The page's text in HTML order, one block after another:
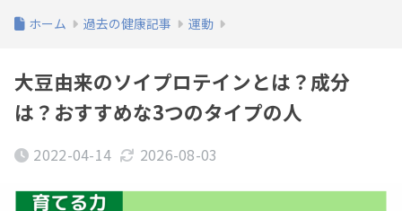
ホーム 過去の健康記事 運動
大豆由来のソイプロテインとは？成分
は？おすすめな3つのタイプの人
2022-04-14 2026-08-03